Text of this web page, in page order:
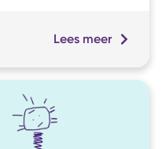
om de stad
en
Lees meer